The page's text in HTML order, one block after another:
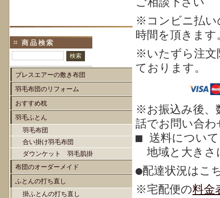
商品検索
ブレスエアーの敷き布団
羽毛布団のリフォーム
おすすめ枕
羽毛ふとん
羽毛布団
合い掛け羽毛布団
ダウンケット 羽毛肌掛
布団のオーダーメイド
ふとんの打ち直し
掛ふとんの打ち直し
※ コンビニ払
時間を頂きます
※いたずら注文
ております。
※お振込み後、
話でお問い合
■ 送料について
地域と大きさ
●配達状況はこ
※宅配便の料金